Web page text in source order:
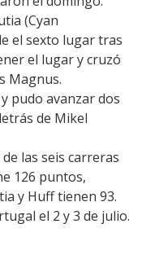
(Cyan
el sexto lugar tras
el lugar y cruzó
Magnus.
pudo avanzar dos
de Mikel
las seis carreras
126 puntos,
y Huff tienen 93.
el 2 y 3 de julio.